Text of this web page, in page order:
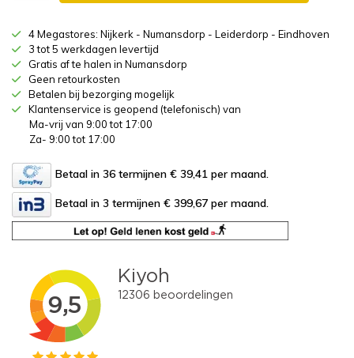
4 Megastores: Nijkerk - Numansdorp - Leiderdorp - Eindhoven
3 tot 5 werkdagen levertijd
Gratis af te halen in Numansdorp
Geen retourkosten
Betalen bij bezorging mogelijk
Klantenservice is geopend (telefonisch) van
Ma-vrij van 9:00 tot 17:00
Za- 9:00 tot 17:00
Betaal in 36 termijnen € 39,41 per maand.
Betaal in 3 termijnen € 399,67 per maand.